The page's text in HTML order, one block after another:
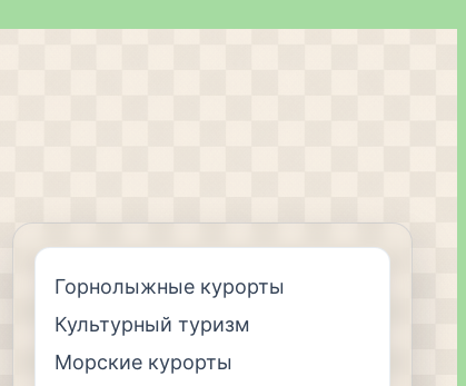
Горнолыжные курорты
Культурный туризм
Морские курорты